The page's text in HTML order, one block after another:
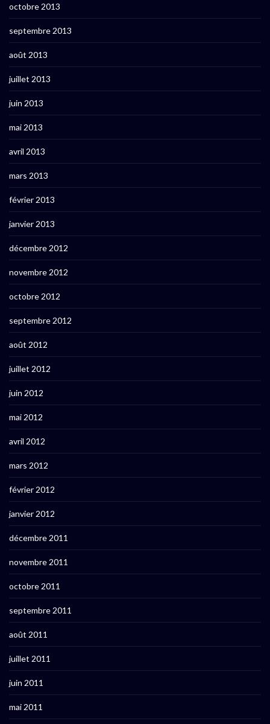
octobre 2013
septembre 2013
août 2013
juillet 2013
juin 2013
mai 2013
avril 2013
mars 2013
février 2013
janvier 2013
décembre 2012
novembre 2012
octobre 2012
septembre 2012
août 2012
juillet 2012
juin 2012
mai 2012
avril 2012
mars 2012
février 2012
janvier 2012
décembre 2011
novembre 2011
octobre 2011
septembre 2011
août 2011
juillet 2011
juin 2011
mai 2011